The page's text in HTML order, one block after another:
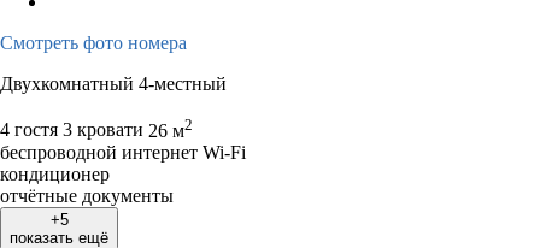
Смотреть фото номера
Двухкомнатный 4-местный
4 гостя 3 кровати 26 м2
беспроводной интернет Wi-Fi
кондиционер
отчётные документы
+5
показать ещё